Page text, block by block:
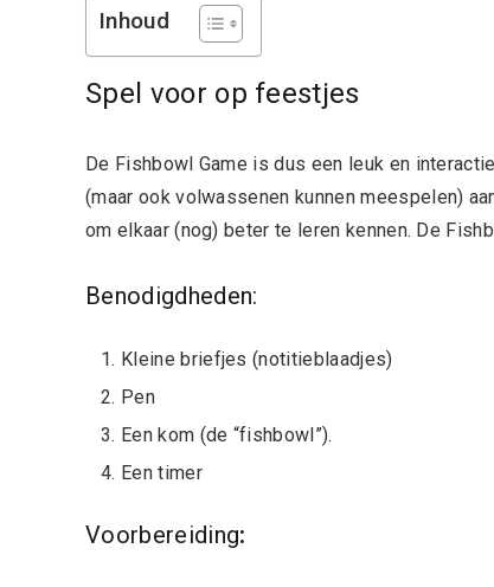
Inhoud
Spel voor op feestjes
De Fishbowl Game is dus een leuk en
(maar ook volwassenen kunnen meespelen)
om elkaar (nog) beter te leren kennen. De
Benodigdheden:
Kleine briefjes (notitieblaadjes)
Pen
Een kom (de “fishbowl”).
Een timer
Voorbereiding: